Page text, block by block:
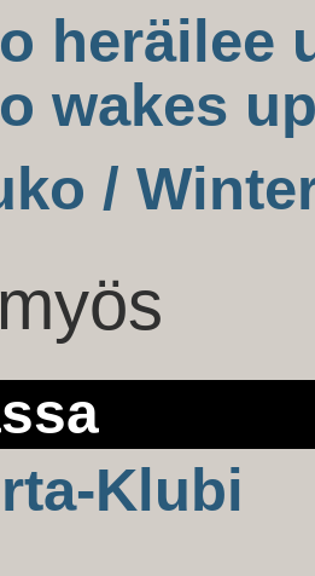
heräilee
wakes
/
Klubi